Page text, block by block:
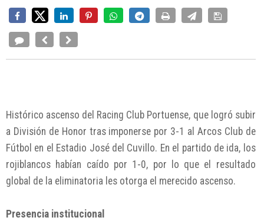
Histórico ascenso del Racing Club Portuense, que logró subir
a División de Honor tras imponerse por 3-1 al Arcos Club de
Fútbol en el Estadio José del Cuvillo. En el partido de ida, los
rojiblancos habían caído por 1-0, por lo que el resultado
global de la eliminatoria les otorga el merecido ascenso.
Presencia institucional